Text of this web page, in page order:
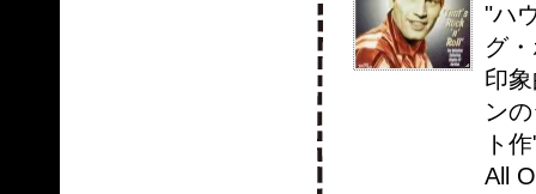
"ハ
グ
印
ン
ト
All